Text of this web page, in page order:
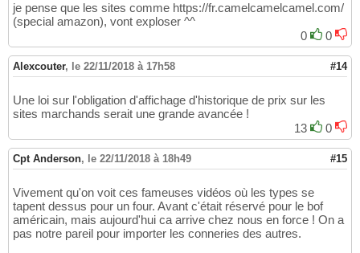
je pense que les sites comme https://fr.camelcamelcamel.com/
(special amazon), vont exploser ^^
0
0
Alexcouter, le 22/11/2018 à 17h58 #14
Une loi sur l'obligation d'affichage d'historique de prix sur les
sites marchands serait une grande avancée !
13
0
Cpt Anderson, le 22/11/2018 à 18h49 #15
Vivement qu'on voit ces fameuses vidéos où les types se
tapent dessus pour un four. Avant c'était réservé pour le bof
américain, mais aujourd'hui ca arrive chez nous en force ! On a
pas notre pareil pour importer les conneries des autres.